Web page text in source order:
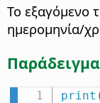
Το εξαγόμενο
ημερομηνία/
print